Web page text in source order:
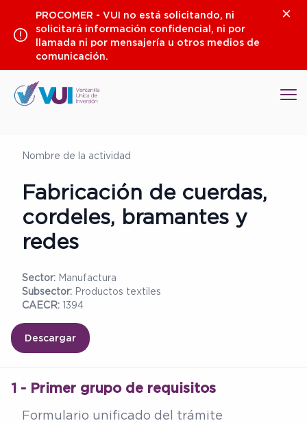
contenido
PROCOMER - VUI no está solicitando, ni
solicitará información confidencial, ni por
llamada ni por mensajería u otros medios de
comunicación.
Nombre de la actividad
Fabricación de cuerdas,
cordeles, bramantes y
redes
Sector: Manufactura
Subsector: Productos textiles
CAECR: 1394
Descargar
1 - Primer grupo de requisitos
Formulario unificado del trámite